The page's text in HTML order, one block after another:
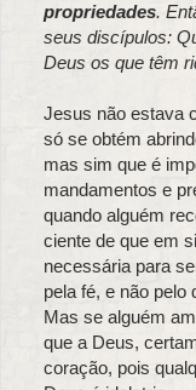
propriedades.
seus discípulos:
Deus os que têm
Jesus não estava
só se obtém
mas sim que é
mandamentos e
quando alguém
ciente de que em
necessária para
pela fé, e não pelo
Mas se alguém
que a Deus,
coração, pois